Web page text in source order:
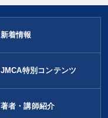
新着情報
JMCA特別コンテンツ
著者・講師紹介